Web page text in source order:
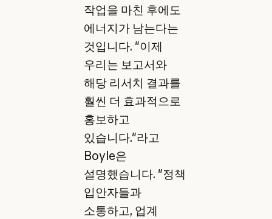
작업을 마친 후에도
에너지가 남는다는
것입니다. "이제
우리는 보고서와
해당 리서치 결과를
훨씬 더 효과적으로
홍보하고
있습니다."라고
Boyle은
설명했습니다. "정책
입안자들과
소통하고, 업계